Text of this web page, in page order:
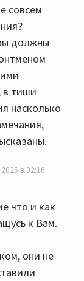
совсем
должны
в тиши
насколько
в 02:16
что и как
к Вам.
они не